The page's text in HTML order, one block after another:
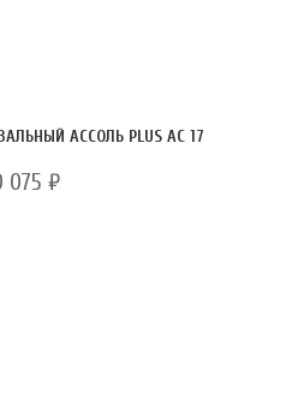
АССОЛЬ PLUS АС 17
075 ₽